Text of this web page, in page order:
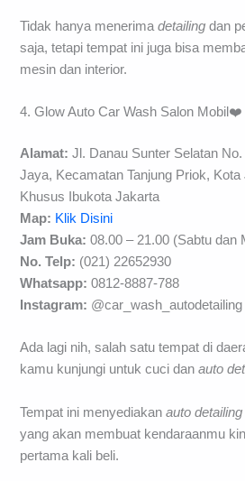
Tidak hanya menerimadetailingdan
saja, tetapi tempat ini juga bisa
mesin dan interior.
4. Glow Auto Car Wash Salon Mobil❤️
Alamat:Jl. Danau Sunter Selatan
Jaya, Kecamatan Tanjung Priok,
Khusus Ibukota Jakarta
Map: Klik Disini
Jam Buka:08.00 – 21.00 (Sabtu dan
No. Telp: (021) 22652930
Whatsapp:0812-8887-788
Instagram: @car_wash_autodetailing
Ada lagi nih, salah satu tempat di
kamu kunjungi untuk cuci danauto
Tempat ini menyediakanauto
yang akan membuat kendaraanmu
pertama kali beli.